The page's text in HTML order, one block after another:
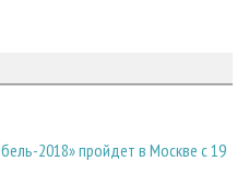
2018» пройдет в Москве с 19